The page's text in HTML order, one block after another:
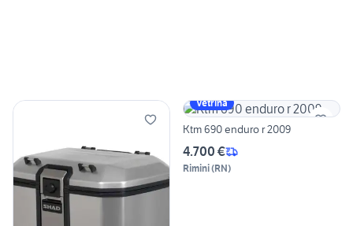
Vetrina
Ktm 690 enduro r 2009
4.700 €
Rimini(RN)